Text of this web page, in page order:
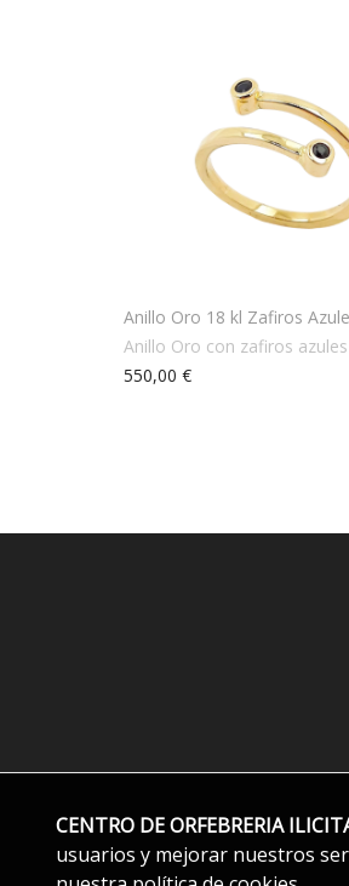
Anillo Oro 18 kl Zafiros
Anillo Oro con zafiros azules
550,00 €
CENTRO DE ORFEBRERIA
usuarios y mejorar nuestros